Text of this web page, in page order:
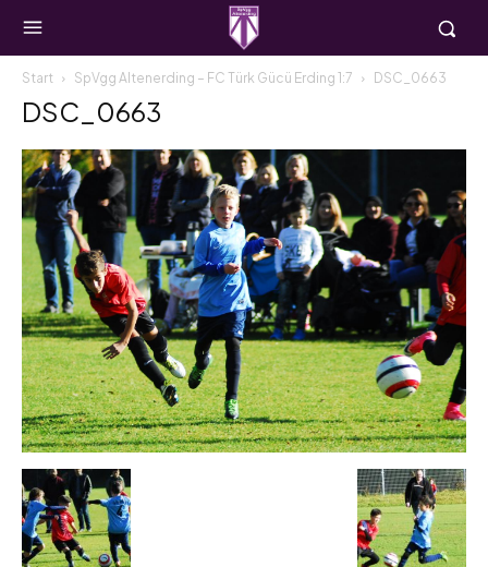
Start SpVgg Altenerding – FC Türk Gücü Erding 1:7 DSC_0663
DSC_0663